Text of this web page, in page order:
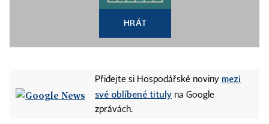
HRÁT
Přidejte si Hospodářské noviny mezi
své oblíbené tituly na Google
zprávách.